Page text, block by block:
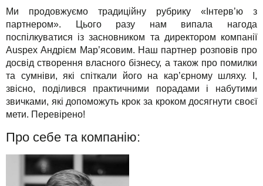
TuchaHosting
TuchaSync
Реселінг хостингу
Контакти
Рішення
Для бізнесу
Техпідтримка
Інструкції
FAQ
Інтерв'ю
Ми продовжуємо традиційну рубрику «Інтерв’ю з
партнером». Цього разу нам випала нагода
поспілкуватися із засновником та директором компанії
Auspex Андрієм Мар’ясовим. Наш партнер розповів про
досвід створення власного бізнесу, а також про помилки
та сумніви, які спіткали його на кар’єрному шляху. І,
звісно, поділився практичними порадами і набутими
звичками, які допоможуть крок за кроком досягнути своєї
мети. Перевірено!
Про себе та компанію: